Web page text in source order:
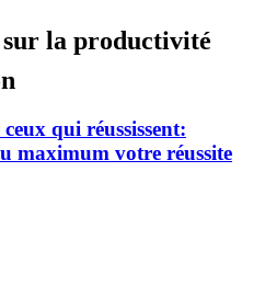
la productivité
qui réussissent:
maximum votre réussite